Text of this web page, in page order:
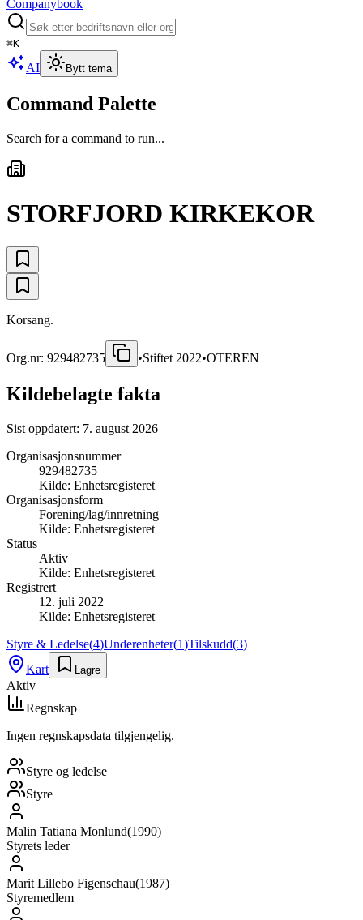
Companybook
⌘K
AI Bytt tema
Command Palette
Search for a command to run...
STORFJORD KIRKEKOR
Korsang.
Org.nr: 929482735 •Stiftet 2022•OTEREN
Kildebelagte fakta
Sist oppdatert: 7. august 2026
Organisasjonsnummer
929482735
Kilde: Enhetsregisteret
Organisasjonsform
Forening/lag/innretning
Kilde: Enhetsregisteret
Status
Aktiv
Kilde: Enhetsregisteret
Registrert
12. juli 2022
Kilde: Enhetsregisteret
Styre & Ledelse(4)Underenheter(1)Tilskudd(3)
Kart
Lagre
Aktiv
Regnskap
Ingen regnskapsdata tilgjengelig.
Styre og ledelse
Styre
Malin Tatiana Monlund(1990)
Styrets leder
Marit Lillebo Figenschau(1987)
Styremedlem